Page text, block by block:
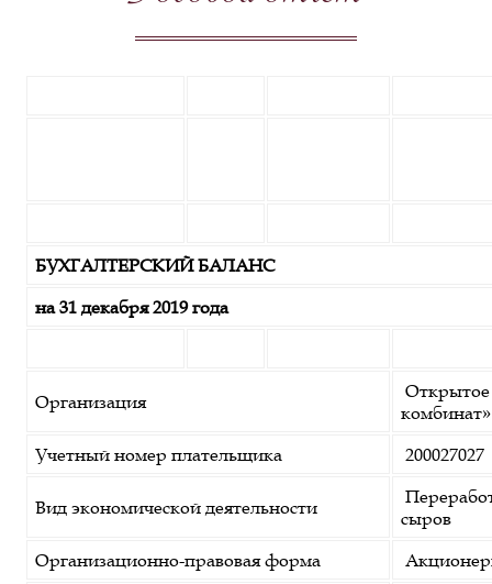
БУХГАЛТЕРСКИЙ БАЛАНС
на 31 декабря 2019 года
Организация
комбинат»
Учетный номер плательщика
200027027
Вид экономической деятельности
сыров
Организационно-правовая форма